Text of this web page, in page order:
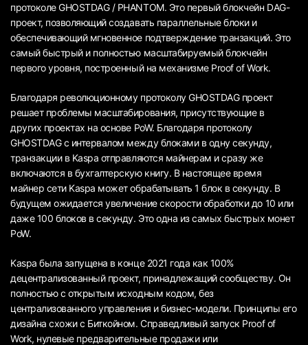
протоколе GHOSTDAG / PHANTOM. Это первый блокчейн DAG-
проект, позволяющий создавать параллельные блоки и
обеспечивающий мгновенное подтверждение транзакций. Это
самый быстрый и полностью масштабируемый блокчейн
первого уровня, построенный на механизме Proof of Work.
Благодаря революционному протоколу GHOSTDAG проект
решает проблемы масштабирования, присутствующие в
других проектах на основе PoW. Благодаря протоколу
GHOSTDAG с интервалом между блоками в одну секунду,
транзакции в Kaspa отправляются майнерам и сразу же
включаются в бухгалтерскую книгу. В настоящее время
майнер сети Kaspa может обрабатывать 1 блок в секунду. В
будущем ожидается увеличение скорости обработки до 10 или
даже 100 блоков в секунду. Это одна из самых быстрых монет
PoW.
Kaspa была запущена в конце 2021 года как 100%
децентрализованный проект, принадлежащий сообществу. Он
полностью с открытым исходным кодом, без
централизованного управления и бизнес-модели. Принципы его
дизайна схожи с Биткойном. Справедливый запуск Proof of
Work, нулевые предварительные продажи или